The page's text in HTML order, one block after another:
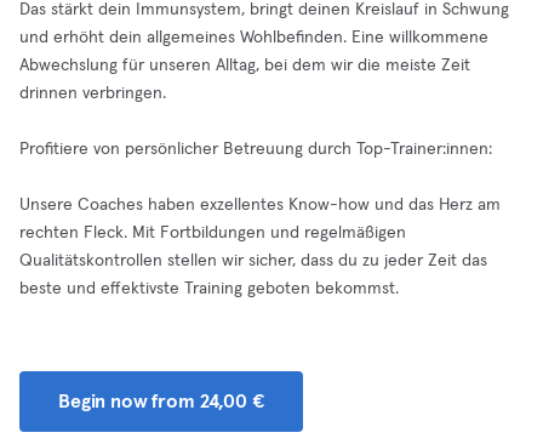
Das stärkt dein Immunsystem, bringt deinen Kreislauf in Schwung
und erhöht dein allgemeines Wohlbefinden. Eine willkommene
Abwechslung für unseren Alltag, bei dem wir die meiste Zeit
drinnen verbringen.
Profitiere von persönlicher Betreuung durch Top-Trainer:innen:
Unsere Coaches haben exzellentes Know-how und das Herz am
rechten Fleck. Mit Fortbildungen und regelmäßigen
Qualitätskontrollen stellen wir sicher, dass du zu jeder Zeit das
beste und effektivste Training geboten bekommst.
Begin now from 24,00 €